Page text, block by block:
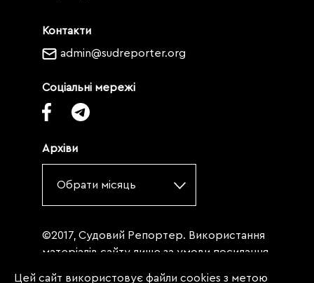
Контакти
admin@sudreporter.org
Соціальні мережі
Архіви
Обрати місяць
©2017, Судовий Репортер. Використання
матеріалів сайту лише за умови посилання
Цей сайт використовує файли cookies з метою